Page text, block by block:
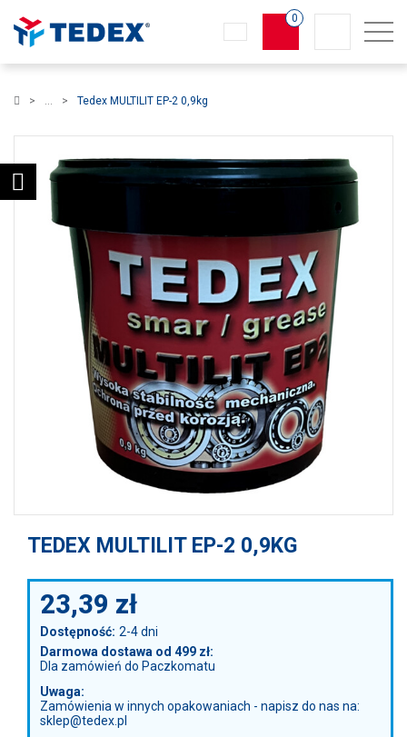
0
Koszyk
info:Twój koszyk jest pusty! ×
Tedex MULTILIT EP-2 0,9kg
TEDEX MULTILIT EP-2 0,9KG
23,39 zł
Dostępność: 2-4 dni
Darmowa dostawa od 499 zł:
Dla zamówień do Paczkomatu
Uwaga:
Zamówienia w innych opakowaniach - napisz do nas na:
sklep@tedex.pl